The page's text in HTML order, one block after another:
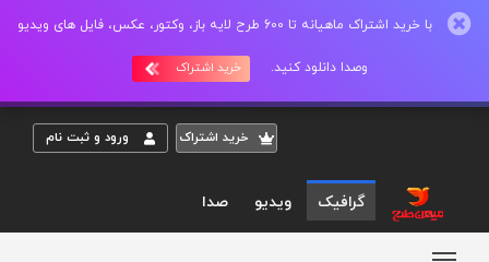
با خرید اشتراک ماهیانه تا 600 طرح لایه باز، وکتور، عکس، فایل های ویدیو
وصدا دانلود کنید. خرید اشتراک
خريد اشتراک ورود و ثبت نام
گرافیک ویدیو صدا